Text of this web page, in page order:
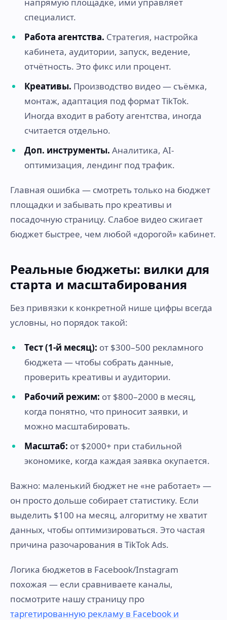
специалист.
Работа агентства. Стратегия, настройка
кабинета, аудитории, запуск, ведение,
отчётность. Это фикс или процент.
Креативы. Производство видео — съёмка,
монтаж, адаптация под формат TikTok.
Иногда входит в работу агентства, иногда
считается отдельно.
Доп. инструменты. Аналитика, AI-
оптимизация, лендинг под трафик.
Главная ошибка — смотреть только на бюджет
площадки и забывать про креативы и
посадочную страницу. Слабое видео сжигает
бюджет быстрее, чем любой «дорогой» кабинет.
Реальные бюджеты: вилки для
старта и масштабирования
Без привязки к конкретной нише цифры всегда
условны, но порядок такой:
Тест (1-й месяц): от $300–500 рекламного
бюджета — чтобы собрать данные,
проверить креативы и аудитории.
Рабочий режим: от $800–2000 в месяц,
когда понятно, что приносит заявки, и
можно масштабировать.
Масштаб: от $2000+ при стабильной
экономике, когда каждая заявка окупается.
Важно: маленький бюджет не «не работает» —
он просто дольше собирает статистику. Если
выделить $100 на месяц, алгоритму не хватит
данных, чтобы оптимизироваться. Это частая
причина разочарования в TikTok Ads.
Логика бюджетов в Facebook/Instagram
похожая — если сравниваете каналы,
посмотрите нашу страницу про
таргетированную рекламу в Facebook и